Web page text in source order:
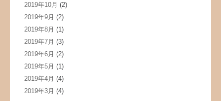
2019年10月 (2)
2019年9月 (2)
2019年8月 (1)
2019年7月 (3)
2019年6月 (2)
2019年5月 (1)
2019年4月 (4)
2019年3月 (4)